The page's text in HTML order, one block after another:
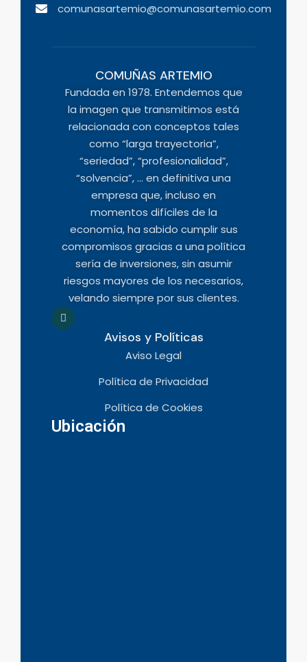
comunasartemio@comunasartemio.com
COMUÑAS ARTEMIO
Fundada en 1978. Entendemos que
la imagen que transmitimos está
relacionada con conceptos tales
como “larga trayectoria”,
“seriedad”, “profesionalidad”,
“solvencia”, … en definitiva una
empresa que, incluso en
momentos difíciles de la
economía, ha sabido cumplir sus
compromisos gracias a una política
sería de inversiones, sin asumir
riesgos mayores de los necesarios,
velando siempre por sus clientes.
Avisos y Políticas
Aviso Legal
Política de Privacidad
Política de Cookies
Ubicación